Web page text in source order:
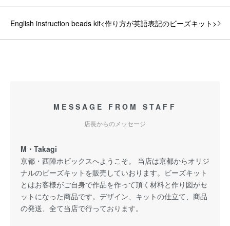
English instruction beads kit<作り方が英語表記のビーズキット>
MESSAGE FROM STAFF
店長からのメッセージ
M・Takagi
京都・西陣ホビックスへようこそ。 当店は京都からオリジ
ナルのビーズキットを販売していおります。ビーズキット
とはお客様がご自身で作品を作って頂く材料と作り図がセ
ットになった商品です。デザイン、キットの仕立て、商品
の発送、全て当店で行っております。